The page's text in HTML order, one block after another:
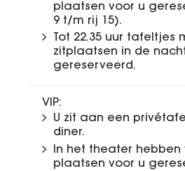
plaatsen voor u
9 t/m rij 15).
Tot 22.35 uur tafeltjes
zitplaatsen in de
gereserveerd.
VIP:
U zit aan een
diner.
In het theater hebben
plaatsen voor u